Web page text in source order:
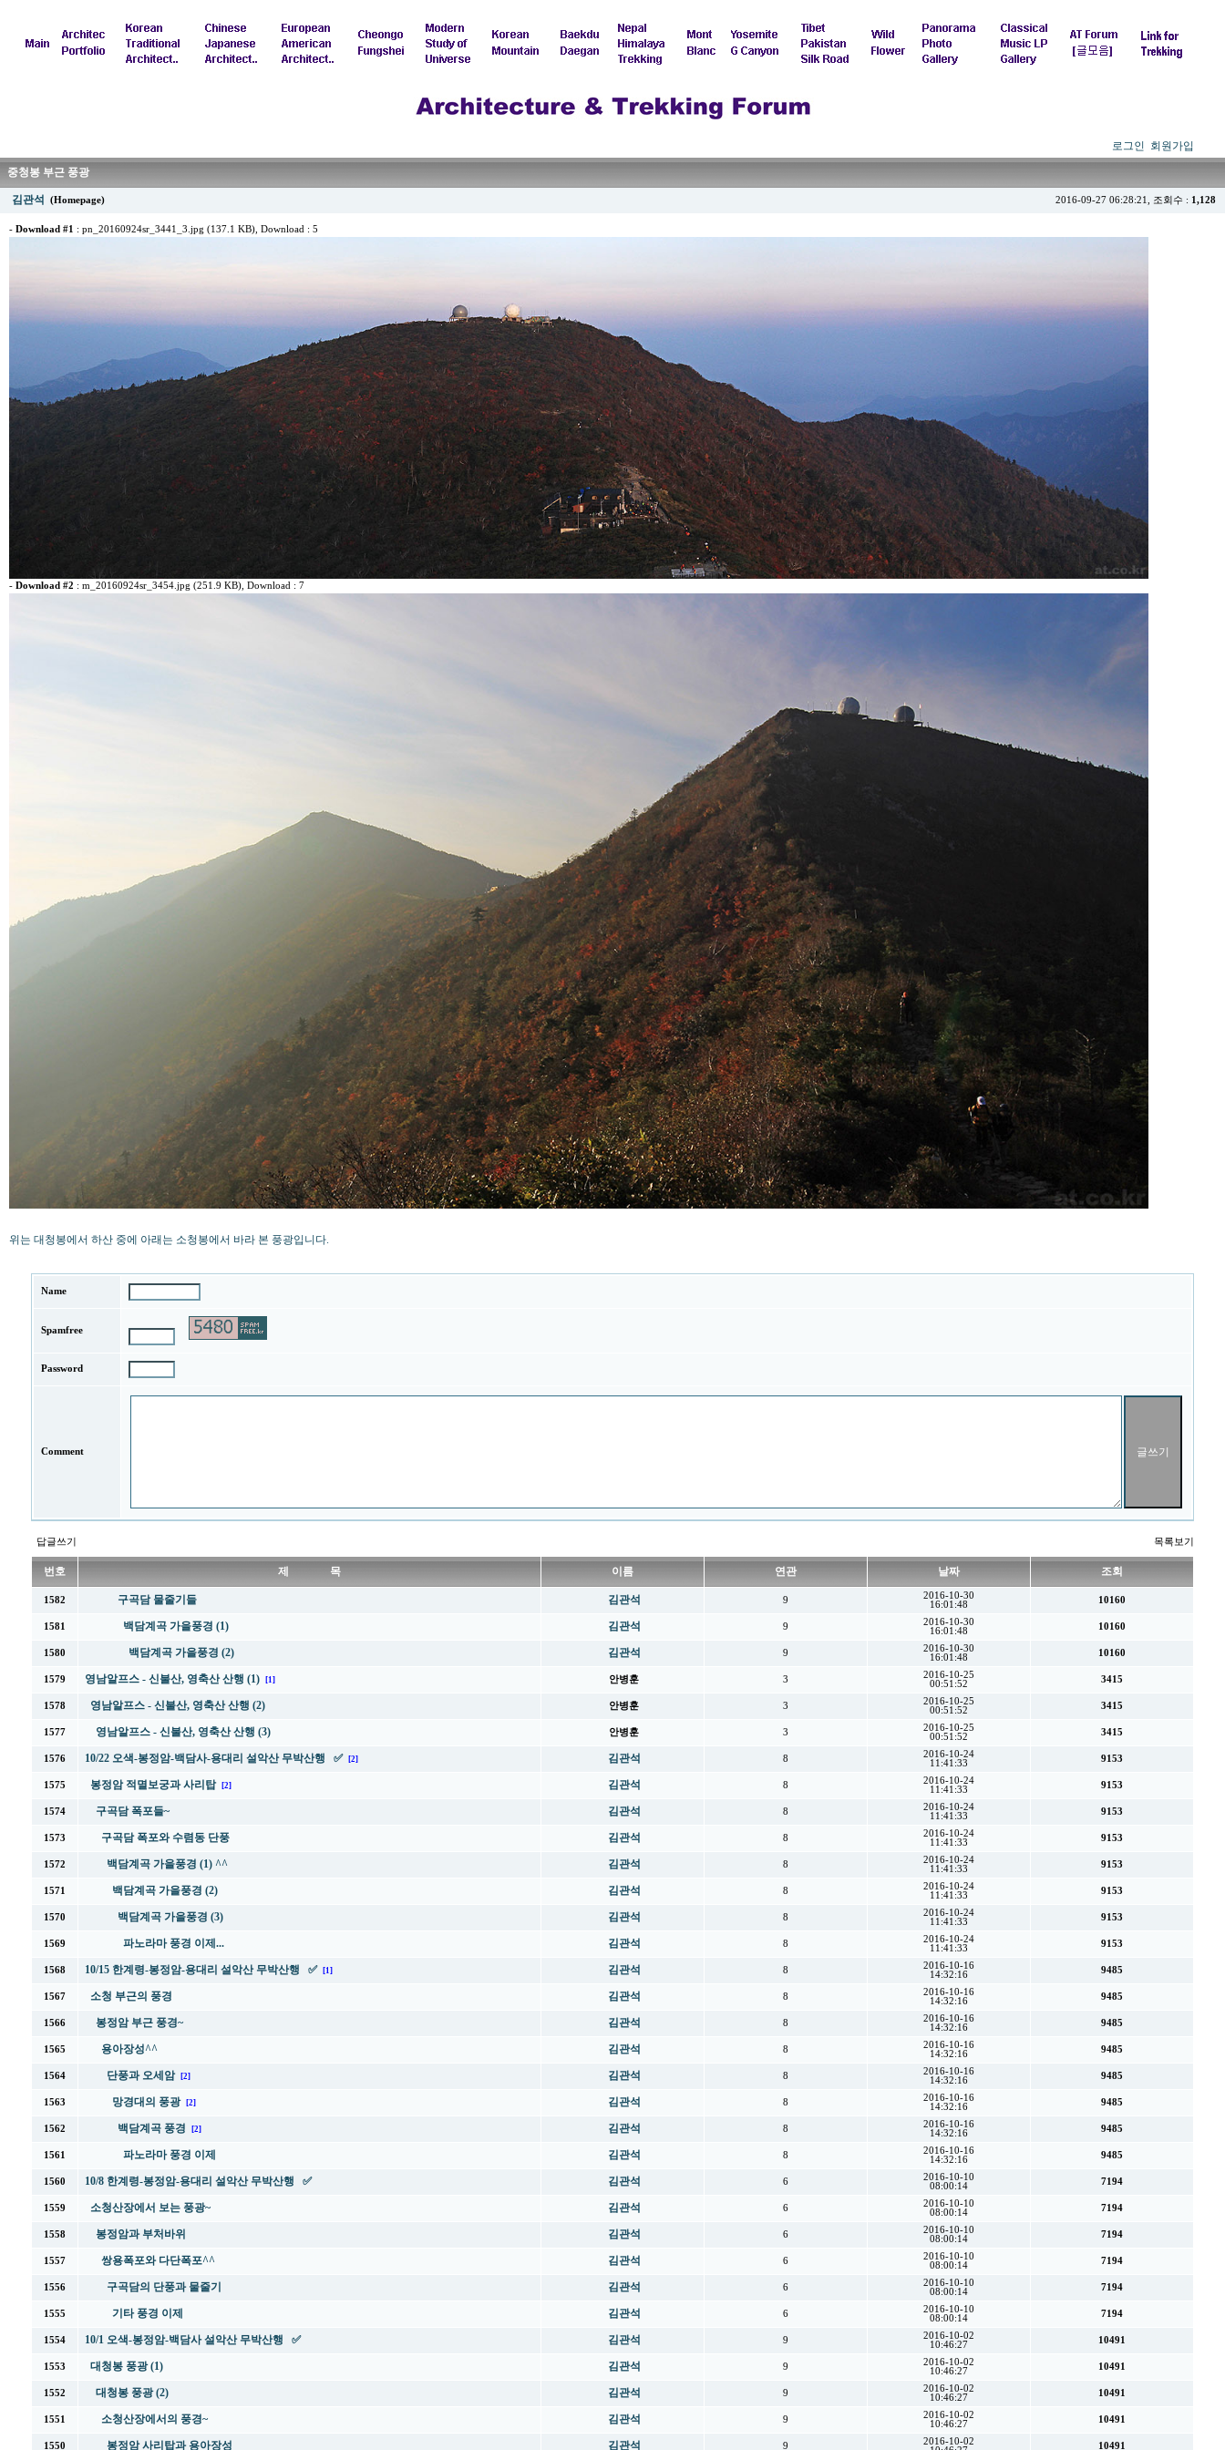
로그인 회원가입
중청봉 부근 풍광
김관석 (Homepage) 2016-09-27 06:28:21, 조회수 : 1,128
- Download #1 : pn_20160924sr_3441_3.jpg (137.1 KB) , Download : 5
- Download #2 : m_20160924sr_3454.jpg (251.9 KB) , Download : 7
위는 대청봉에서 하산 중에 아래는 소청봉에서 바라 본 풍광입니다.
Name
Spamfree
Password
Comment
답글쓰기 목록보기
번호 제 목 이름 연관 날짜 조회
1582 구곡담 물줄기들 김관석 9
2016-10-30
16:01:48
10160
1581 백담계곡 가을풍경 (1) 김관석 9
2016-10-30
16:01:48
10160
1580 백담계곡 가을풍경 (2) 김관석 9
2016-10-30
16:01:48
10160
1579 영남알프스 - 신불산, 영축산 산행 (1) [1] 안병훈 3
2016-10-25
00:51:52
3415
1578 영남알프스 - 신불산, 영축산 산행 (2) 안병훈 3
2016-10-25
00:51:52
3415
1577 영남알프스 - 신불산, 영축산 산행 (3) 안병훈 3
2016-10-25
00:51:52
3415
1576 10/22 오색-봉정암-백담사-용대리 설악산 무박산행 ✅ [2] 김관석 8
2016-10-24
11:41:33
9153
1575 봉정암 적멸보궁과 사리탑 [2] 김관석 8
2016-10-24
11:41:33
9153
1574 구곡담 폭포들~ 김관석 8
2016-10-24
11:41:33
9153
1573 구곡담 폭포와 수렴동 단풍 김관석 8
2016-10-24
11:41:33
9153
1572 백담계곡 가을풍경 (1) ^^ 김관석 8
2016-10-24
11:41:33
9153
1571 백담계곡 가을풍경 (2) 김관석 8
2016-10-24
11:41:33
9153
1570 백담계곡 가을풍경 (3) 김관석 8
2016-10-24
11:41:33
9153
1569 파노라마 풍경 이제... 김관석 8
2016-10-24
11:41:33
9153
1568 10/15 한계령-봉정암-용대리 설악산 무박산행 ✅ [1] 김관석 8
2016-10-16
14:32:16
9485
1567 소청 부근의 풍경 김관석 8
2016-10-16
14:32:16
9485
1566 봉정암 부근 풍경~ 김관석 8
2016-10-16
14:32:16
9485
1565 용아장성^^ 김관석 8
2016-10-16
14:32:16
9485
1564 단풍과 오세암 [2] 김관석 8
2016-10-16
14:32:16
9485
1563 망경대의 풍광 [2] 김관석 8
2016-10-16
14:32:16
9485
1562 백담계곡 풍경 [2] 김관석 8
2016-10-16
14:32:16
9485
1561 파노라마 풍경 이제 김관석 8
2016-10-16
14:32:16
9485
1560 10/8 한계령-봉정암-용대리 설악산 무박산행 ✅ 김관석 6
2016-10-10
08:00:14
7194
1559 소청산장에서 보는 풍광~ 김관석 6
2016-10-10
08:00:14
7194
1558 봉정암과 부처바위 김관석 6
2016-10-10
08:00:14
7194
1557 쌍용폭포와 다단폭포^^ 김관석 6
2016-10-10
08:00:14
7194
1556 구곡담의 단풍과 물줄기 김관석 6
2016-10-10
08:00:14
7194
1555 기타 풍경 이제 김관석 6
2016-10-10
08:00:14
7194
1554 10/1 오색-봉정암-백담사 설악산 무박산행 ✅ 김관석 9
2016-10-02
10:46:27
10491
1553 대청봉 풍광 (1) 김관석 9
2016-10-02
10:46:27
10491
1552 대청봉 풍광 (2) 김관석 9
2016-10-02
10:46:27
10491
1551 소청산장에서의 풍경~ 김관석 9
2016-10-02
10:46:27
10491
1550 봉정암 사리탑과 용아장성 김관석 9
2016-10-02
10491